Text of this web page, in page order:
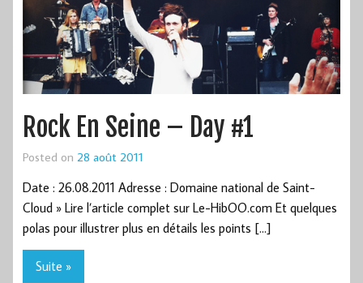
Rock En Seine – Day #1
Posted on 28 août 2011
Date : 26.08.2011 Adresse : Domaine national de Saint-
Cloud » Lire l’article complet sur Le-HibOO.com Et quelques
polas pour illustrer plus en détails les points […]
Suite »